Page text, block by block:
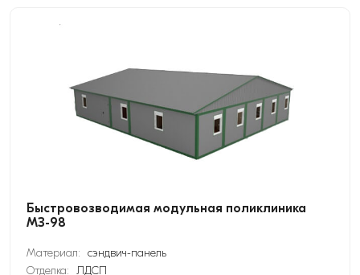
Быстровозводимая модульная поликлиника
МЗ-98
Материал: сэндвич-панель
Отделка: ЛДСП